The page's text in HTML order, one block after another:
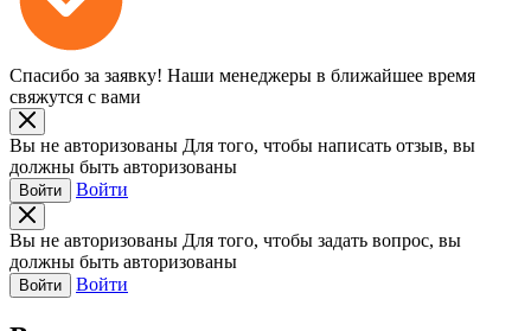
Спасибо за заявку! Наши менеджеры в ближайшее время
свяжутся с вами
Вы не авторизованы Для того, чтобы написать отзыв, вы
должны быть авторизованы
Войти Войти
Вы не авторизованы Для того, чтобы задать вопрос, вы
должны быть авторизованы
Войти Войти